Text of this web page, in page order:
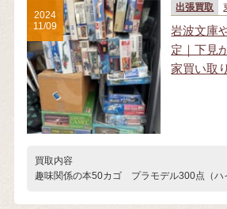
出張買取
岩波文庫
定｜下見
家買い取
買取内容
趣味関係の本50カゴ プラモデル300点（ハ
2024
11/09